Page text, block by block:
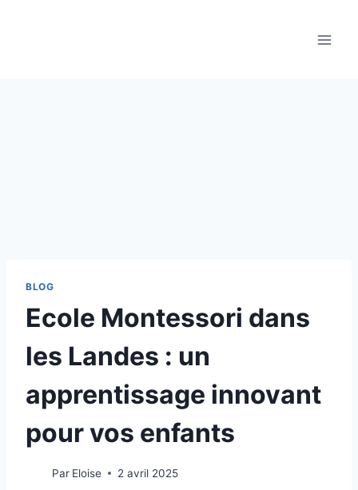
BLOG
Ecole Montessori dans
les Landes : un
apprentissage innovant
pour vos enfants
Par Eloise 2 avril 2025